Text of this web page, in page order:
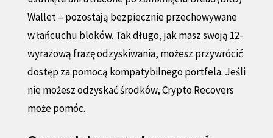
Wallet – pozostają bezpiecznie przechowywane
w łańcuchu bloków. Tak długo, jak masz swoją 12-
wyrazową frazę odzyskiwania, możesz przywrócić
dostęp za pomocą kompatybilnego portfela. Jeśli
nie możesz odzyskać środków, Crypto Recovers
może pomóc.